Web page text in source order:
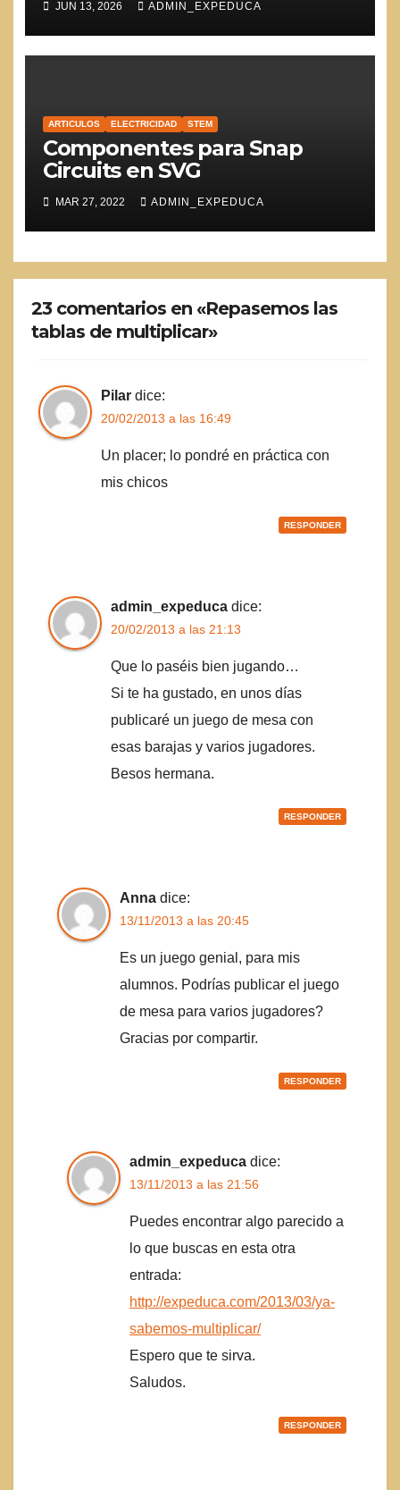
JUN 13, 2026 ADMIN_EXPEDUCA
ARTICULOS ELECTRICIDAD STEM
Componentes para Snap
Circuits en SVG
MAR 27, 2022 ADMIN_EXPEDUCA
23 comentarios en «Repasemos las
tablas de multiplicar»
Pilar dice:
20/02/2013 a las 16:49
Un placer; lo pondré en práctica con
mis chicos
RESPONDER
admin_expeduca dice:
20/02/2013 a las 21:13
Que lo paséis bien jugando…
Si te ha gustado, en unos días
publicaré un juego de mesa con
esas barajas y varios jugadores.
Besos hermana.
RESPONDER
Anna dice:
13/11/2013 a las 20:45
Es un juego genial, para mis
alumnos. Podrías publicar el juego
de mesa para varios jugadores?
Gracias por compartir.
RESPONDER
admin_expeduca dice:
13/11/2013 a las 21:56
Puedes encontrar algo parecido a
lo que buscas en esta otra
entrada:
http://expeduca.com/2013/03/ya-
sabemos-multiplicar/
Espero que te sirva.
Saludos.
RESPONDER